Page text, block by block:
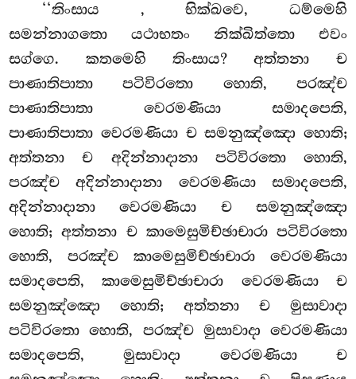
‘‘තිංසාය , භික්ඛවෙ, ධම්මෙහි
සමන්නාගතො යථාභතං නික්ඛිත්තො එවං
සග්ගෙ. කතමෙහි තිංසාය? අත්තනා ච
පාණාතිපාතා පටිවිරතො හොති, පරඤ්ච
පාණාතිපාතා වෙරමණියා සමාදපෙති,
පාණාතිපාතා වෙරමණියා ච සමනුඤ්ඤො හොති;
අත්තනා ච අදින්නාදානා පටිවිරතො හොති,
පරඤ්ච අදින්නාදානා වෙරමණියා සමාදපෙති,
අදින්නාදානා වෙරමණියා ච සමනුඤ්ඤො
හොති; අත්තනා ච කාමෙසුමිච්ඡාචාරා පටිවිරතො
හොති, පරඤ්ච කාමෙසුමිච්ඡාචාරා වෙරමණියා
සමාදපෙති, කාමෙසුමිච්ඡාචාරා වෙරමණියා ච
සමනුඤ්ඤො හොති; අත්තනා ච මුසාවාදා
පටිවිරතො හොති, පරඤ්ච මුසාවාදා වෙරමණියා
සමාදපෙති, මුසාවාදා වෙරමණියා ච